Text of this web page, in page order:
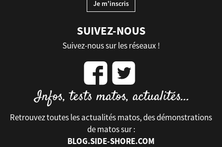
SUIVEZ-NOUS
Suivez-nous sur les réseaux !
Retrouvez toutes les actualités matos, des démonstrations
de matos sur :
BLOG.SIDE-SHORE.COM